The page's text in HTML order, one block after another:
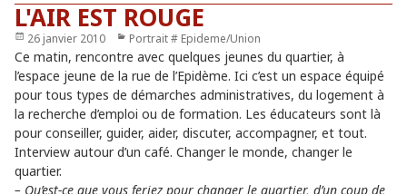
L'AIR EST ROUGE
Publié
le
26 janvier 2010 Catégories
Portrait # Epideme/Union
Ce matin, rencontre avec quelques jeunes du quartier, à
l’espace jeune de la rue de l’Epidème. Ici c’est un espace équipé
pour tous types de démarches administratives, du logement à
la recherche d’emploi ou de formation. Les éducateurs sont là
pour conseiller, guider, aider, discuter, accompagner, et tout.
Interview autour d’un café. Changer le monde, changer le
quartier.
– Qu’est-ce que vous feriez pour changer le quartier, d’un coup de